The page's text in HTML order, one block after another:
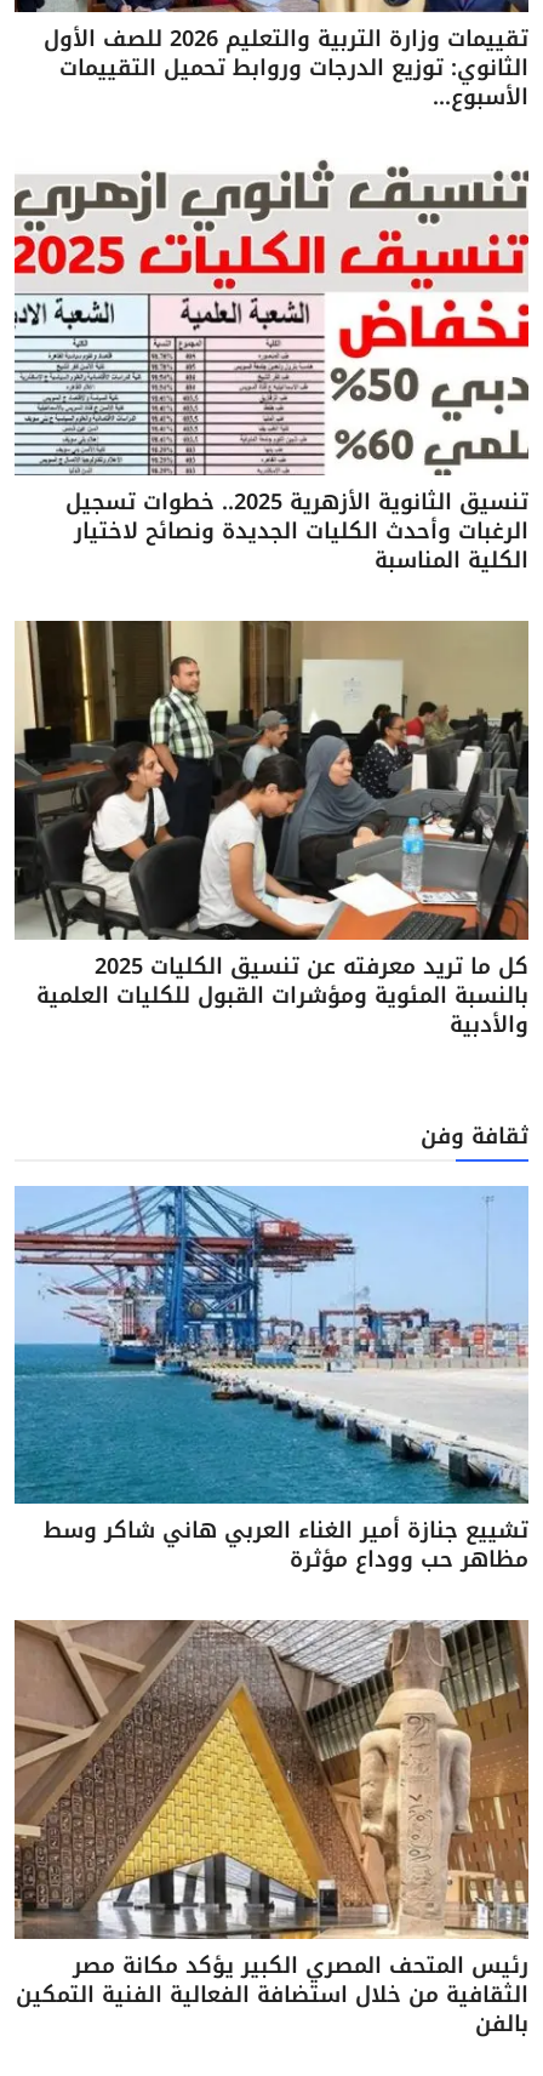
تقييمات وزارة التربية والتعليم 2026 للصف الأول
الثانوي: توزيع الدرجات وروابط تحميل التقييمات
الأسبوع...
تنسيق الثانوية الأزهرية 2025.. خطوات تسجيل
الرغبات وأحدث الكليات الجديدة ونصائح لاختيار
الكلية المناسبة
كل ما تريد معرفته عن تنسيق الكليات 2025
بالنسبة المئوية ومؤشرات القبول للكليات العلمية
والأدبية
ثقافة وفن
تشييع جنازة أمير الغناء العربي هاني شاكر وسط
مظاهر حب ووداع مؤثرة
رئيس المتحف المصري الكبير يؤكد مكانة مصر
الثقافية من خلال استضافة الفعالية الفنية التمكين
بالفن